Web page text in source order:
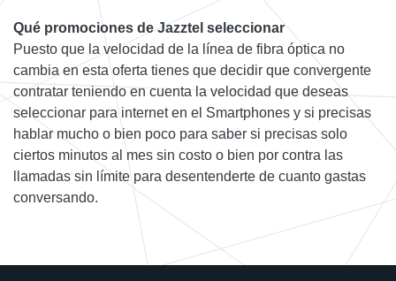
Qué promociones de Jazztel seleccionar
Puesto que la velocidad de la línea de fibra óptica no
cambia en esta oferta tienes que decidir que convergente
contratar teniendo en cuenta la velocidad que deseas
seleccionar para internet en el Smartphones y si precisas
hablar mucho o bien poco para saber si precisas solo
ciertos minutos al mes sin costo o bien por contra las
llamadas sin límite para desentenderte de cuanto gastas
conversando.